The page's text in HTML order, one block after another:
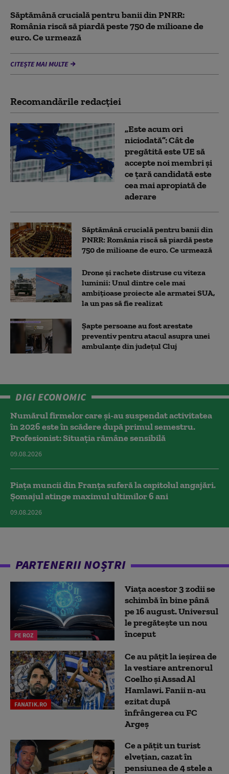
Săptămână crucială pentru banii din PNRR:
România riscă să piardă peste 750 de milioane de
euro. Ce urmează
CITEȘTE MAI MULTE
Recomandările redacţiei
„Este acum ori
niciodată”: Cât de
pregătită este UE să
accepte noi membri și
ce țară candidată este
cea mai apropiată de
aderare
Săptămână crucială pentru banii din
PNRR: România riscă să piardă peste
750 de milioane de euro. Ce urmează
Drone și rachete distruse cu viteza
luminii: Unul dintre cele mai
ambițioase proiecte ale armatei SUA,
la un pas să fie realizat
Șapte persoane au fost arestate
preventiv pentru atacul asupra unei
ambulanțe din județul Cluj
DIGI ECONOMIC
Numărul firmelor care și-au suspendat activitatea
în 2026 este în scădere după primul semestru.
Profesionist: Situația rămâne sensibilă
09.08.2026
Piața muncii din Franța suferă la capitolul angajări.
Șomajul atinge maximul ultimilor 6 ani
09.08.2026
PARTENERII NOȘTRI
PE ROZ
Viața acestor 3 zodii se
schimbă în bine până
pe 16 august. Universul
le pregătește un nou
început
FANATIK.RO
Ce au pățit la ieșirea de
la vestiare antrenorul
Coelho și Assad Al
Hamlawi. Fanii n-au
ezitat după
înfrângerea cu FC
Argeș
Ce a pățit un turist
elvețian, cazat în
pensiunea de 4 stele a